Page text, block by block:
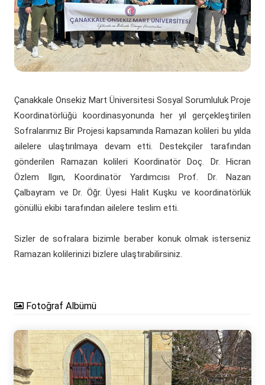
Çanakkale Onsekiz Mart Üniversitesi Sosyal Sorumluluk Proje
Koordinatörlüğü koordinasyonunda her yıl gerçekleştirilen
Sofralarımız Bir Projesi kapsamında Ramazan kolileri bu yılda
ailelere ulaştırılmaya devam etti. Destekçiler tarafından
gönderilen Ramazan kolileri Koordinatör Doç. Dr. Hicran
Özlem Ilgın, Koordinatör Yardımcısı Prof. Dr. Nazan
Çalbayram ve Dr. Öğr. Üyesi Halit Kuşku ve koordinatörlük
gönüllü ekibi tarafından ailelere teslim etti.
Sizler de sofralara bizimle beraber konuk olmak isterseniz
Ramazan kolilerinizi bizlere ulaştırabilirsiniz.
Fotoğraf Albümü
Kurumsal Değerlendirme Sistemi(yeni sekmede açılır)
Fahri Doktora Ünvanı
Döner Sermaye(yeni sekmede açılır)
Uluslararası Danışma Kurulu
Daire Başkanlıkları
Koordinatörlükler
İç Denetim Birim B.(yeni sekmede açılır)
ÇOMÜ Marşı
Üniversite Hastaneleri
Araştırma Laboratuarları(yeni sekmede açılır)
Araştırma Merkezleri
Lisansüstü Eğitim Enstitüsü(yeni sekmede açılır)
Çanakkale Teknopark(yeni sekmede açılır)
Proje Destek Ofisi
Etik Kurulları
Öğrenci Dekanlığı(yeni sekmede açılır)
Öğrenci Kulüpleri Haberleri
Psikolojik Danışmanlık Rehberlik(yeni sekmede açılır)
Engelli Öğrenci Birimi(yeni sekmede açılır)